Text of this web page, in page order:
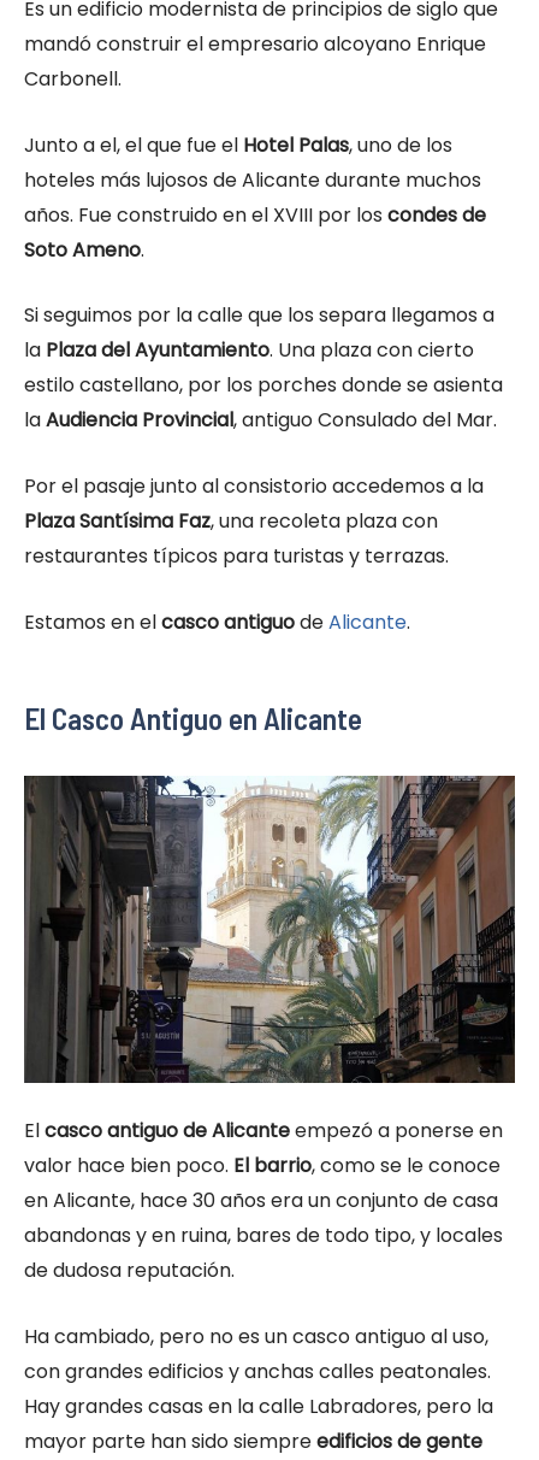
Es un edificio modernista de principios de siglo que
mandó construir el empresario alcoyano Enrique
Carbonell.
Junto a el, el que fue el Hotel Palas, uno de los
hoteles más lujosos de Alicante durante muchos
años. Fue construido en el XVIII por los condes de
Soto Ameno.
Si seguimos por la calle que los separa llegamos a
la Plaza del Ayuntamiento. Una plaza con cierto
estilo castellano, por los porches donde se asienta
laAudiencia Provincial, antiguo Consulado del Mar.
Por el pasaje junto al consistorio accedemos a la
Plaza Santísima Faz, una recoleta plaza con
restaurantes típicos para turistas y terrazas.
Estamos en elcasco antiguodeAlicante.
El Casco Antiguo en Alicante
Elcasco antiguo de Alicanteempezó a ponerse en
valor hace bien poco. El barrio, como se le conoce
en Alicante, hace 30 años era un conjunto de casa
abandonas y en ruina, bares de todo tipo, y locales
de dudosa reputación.
Ha cambiado, pero no es un casco antiguo al uso,
con grandes edificios y anchas calles peatonales.
Hay grandes casas en la calle Labradores, pero la
mayor parte han sido siempreedificios de gente